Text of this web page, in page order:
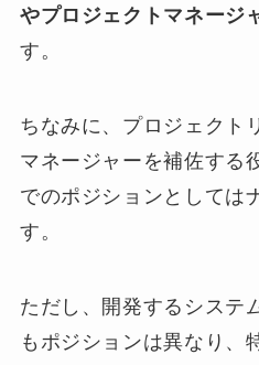
やプロジェクトマネージ
す。
ちなみに、プロジェクト
マネージャーを補佐する
でのポジションとしては
す。
ただし、開発するシステ
もポジションは異なり、